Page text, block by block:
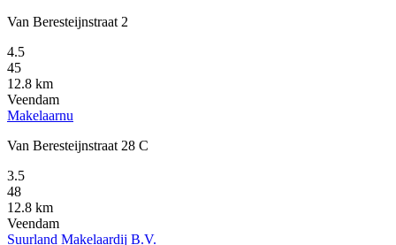
Van Beresteijnstraat 2
4.5
45
12.8 km
Veendam
Makelaarnu
Van Beresteijnstraat 28 C
3.5
48
12.8 km
Veendam
Suurland Makelaardij B.V.